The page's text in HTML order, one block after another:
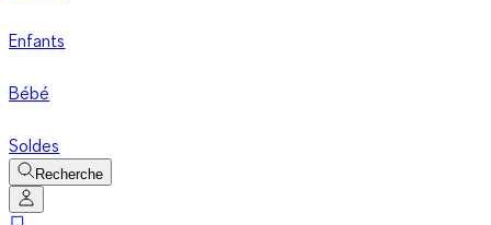
Enfants
Bébé
Soldes
Recherche